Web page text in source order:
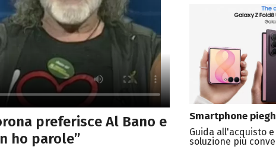
preferisce Al Bano e
ho parole”
Smartphone
Guida all'acquisto
soluzione più